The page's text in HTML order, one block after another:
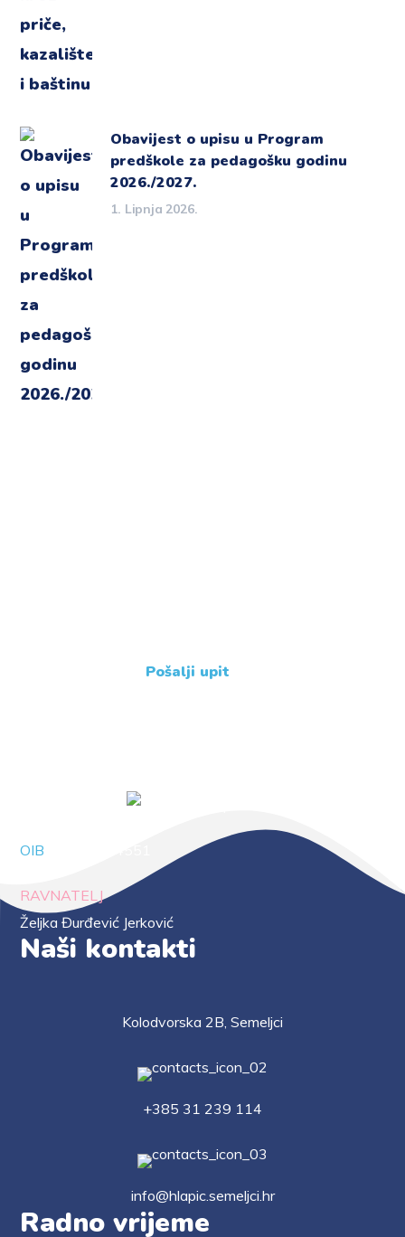
Obavijest o upisu u Program
predškole za pedagošku godinu
2026./2027.
1. Lipnja 2026.
Pošalji upit
OIB
RAVNATELJ
Željka Đurđević Jerković
Naši kontakti
Kolodvorska 2B, Semeljci
+385 31 239 114
info@hlapic.semeljci.hr
Radno vrijeme